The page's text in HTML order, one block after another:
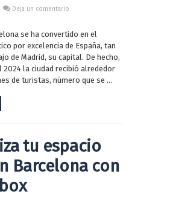
Deja un comentario
se ha convertido en el
por excelencia de España, tan
de Madrid, su capital. De hecho,
2024 la ciudad recibió alrededor
de turistas, número que se ...
tu espacio
Barcelona con